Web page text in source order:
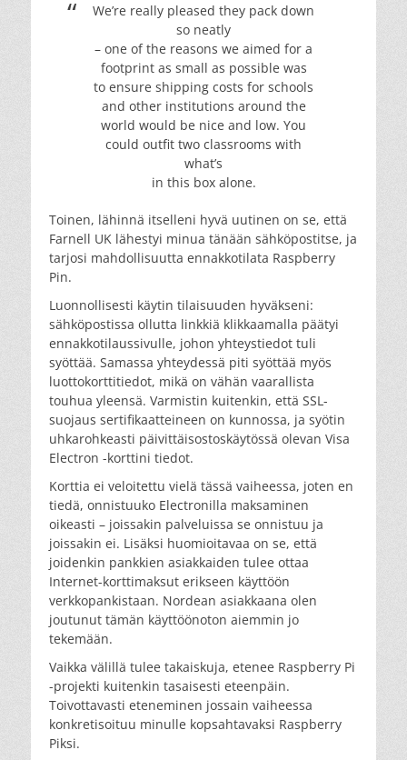
We’re really pleased they pack down
so neatly
– one of the reasons we aimed for a
footprint as small as possible was
to ensure shipping costs for schools
and other institutions around the
world would be nice and low. You
could outfit two classrooms with
what’s
in this box alone.
Toinen, lähinnä itselleni hyvä uutinen on se, että
Farnell UK lähestyi minua tänään sähköpostitse, ja
tarjosi mahdollisuutta ennakkotilata Raspberry
Pin.
Luonnollisesti käytin tilaisuuden hyväkseni:
sähköpostissa ollutta linkkiä klikkaamalla päätyi
ennakkotilaussivulle, johon yhteystiedot tuli
syöttää. Samassa yhteydessä piti syöttää myös
luottokorttitiedot, mikä on vähän vaarallista
touhua yleensä. Varmistin kuitenkin, että SSL-
suojaus sertifikaatteineen on kunnossa, ja syötin
uhkarohkeasti päivittäisostoskäytössä olevan Visa
Electron -korttini tiedot.
Korttia ei veloitettu vielä tässä vaiheessa, joten en
tiedä, onnistuuko Electronilla maksaminen
oikeasti – joissakin palveluissa se onnistuu ja
joissakin ei. Lisäksi huomioitavaa on se, että
joidenkin pankkien asiakkaiden tulee ottaa
Internet-korttimaksut erikseen käyttöön
verkkopankistaan. Nordean asiakkaana olen
joutunut tämän käyttöönoton aiemmin jo
tekemään.
Vaikka välillä tulee takaiskuja, etenee Raspberry Pi
-projekti kuitenkin tasaisesti eteenpäin.
Toivottavasti eteneminen jossain vaiheessa
konkretisoituu minulle kopsahtavaksi Raspberry
Piksi.